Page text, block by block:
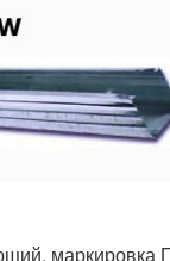
маркировка